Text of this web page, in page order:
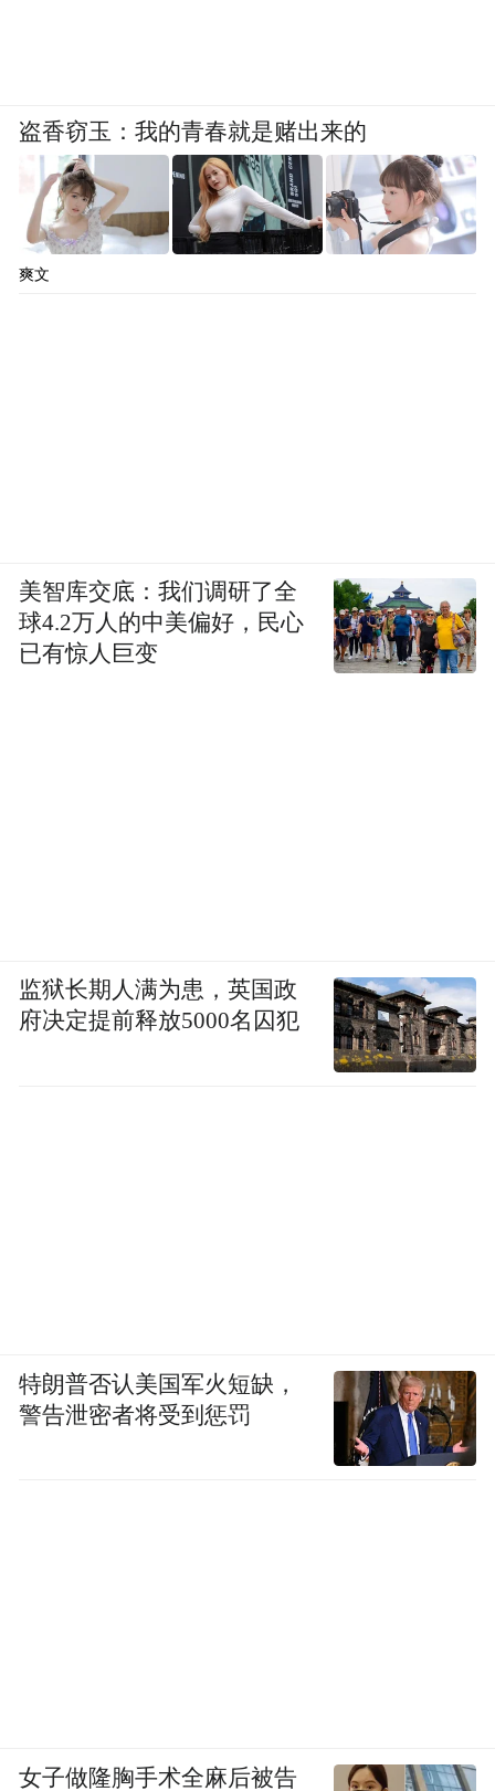
盗香窃玉：我的青春就是赌出来的
爽文
美智库交底：我们调研了全
球4.2万人的中美偏好，民心
已有惊人巨变
监狱长期人满为患，英国政
府决定提前释放5000名囚犯
特朗普否认美国军火短缺，
警告泄密者将受到惩罚
女子做隆胸手术全麻后被告